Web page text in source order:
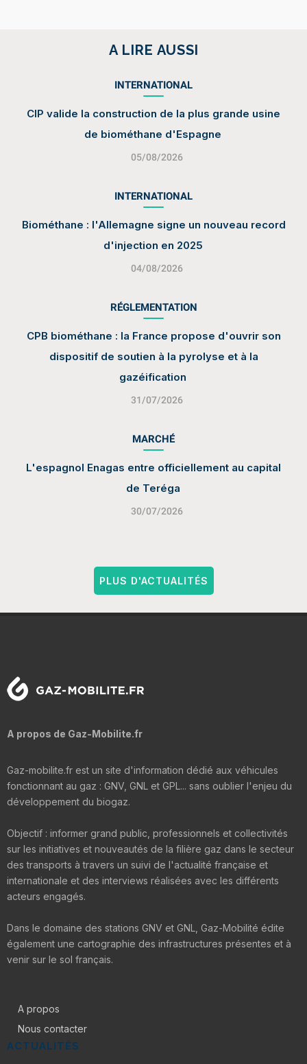
A LIRE AUSSI
INTERNATIONAL
CIP valide la construction de la plus grande usine
de biométhane d'Espagne
05/08/2026
INTERNATIONAL
Biométhane : l'Allemagne signe un nouveau record
d'injection en 2025
04/08/2026
RÉGLEMENTATION
CPB biométhane : la France propose d'ouvrir son
dispositif de soutien à la pyrolyse et à la
gazéification
31/07/2026
MARCHÉ
L'espagnol Enagas entre officiellement au capital
de Teréga
30/07/2026
PLUS D'ACTUALITÉS
A propos de Gaz-Mobilite.fr
Gaz-mobilite.fr est un site d'information dédié aux véhicules
fonctionnant au gaz : GNV, GNL et GPL... sans oublier l'enjeu du
développement du biogaz.
Objectif : informer grand public, professionnels et collectivités
sur les initiatives et nouveautés de la filière gaz dans le secteur
des transports à travers un suivi de l'actualité française et
internationale et des interviews réalisées avec les différents
acteurs engagés.
Dans le domaine des stations GNV et GNL, Gaz-Mobilité édite
également une cartographie des infrastructures présentes et à
venir sur le sol français.
A propos
Nous contacter
ACTUALITÉS